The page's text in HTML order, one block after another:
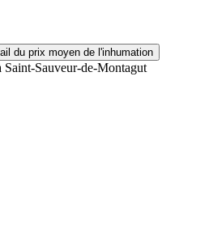
du prix moyen de l'inhumation
Saint-Sauveur-de-Montagut